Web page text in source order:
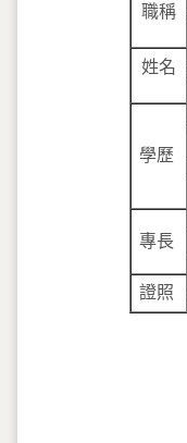
職稱
姓名
學歷
專長
證照